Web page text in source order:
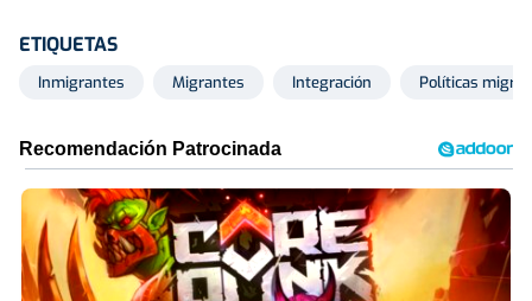
ETIQUETAS
Inmigrantes Migrantes Integración Políticas